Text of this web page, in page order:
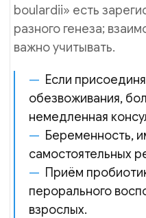
boulardii» есть
разного генеза;
важно учитывать.
Если
обезвоживания,
немедленная
Беременность,
самостоятельных
Приём
перорального
взрослых.